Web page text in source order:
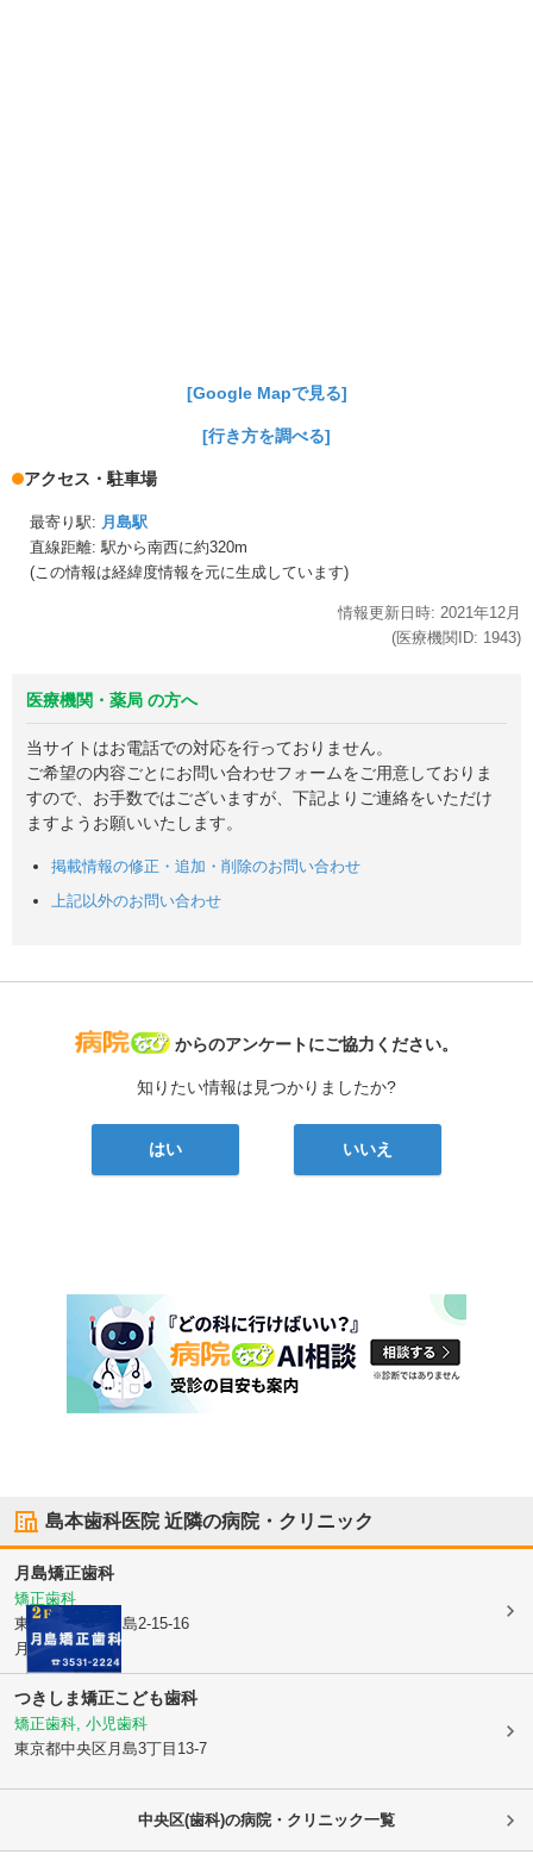
[Google Mapで見る]
[行き方を調べる]
アクセス・駐車場
最寄り駅: 月島駅
直線距離: 駅から南西に約320m
(この情報は経緯度情報を元に生成しています)
情報更新日時: 2021年12月
(医療機関ID: 1943)
医療機関・薬局 の方へ
当サイトはお電話での対応を行っておりません。
ご希望の内容ごとにお問い合わせフォームをご用意しておりま
すので、お手数ではございますが、下記よりご連絡をいただけ
ますようお願いいたします。
掲載情報の修正・追加・削除のお問い合わせ
上記以外のお問い合わせ
病院なび
からのアンケートにご協力ください。
知りたい情報は見つかりましたか?
はい いいえ
島本歯科医院近隣の病院・クリニック
月島矯正歯科
矯正歯科
東京都中央区
月島2-15-16
月島眼科2F
つきしま矯正こども歯科
矯正歯科, 小児歯科
東京都中央区 月島3丁目13-7
中央区(歯科)の病院・クリニック一覧